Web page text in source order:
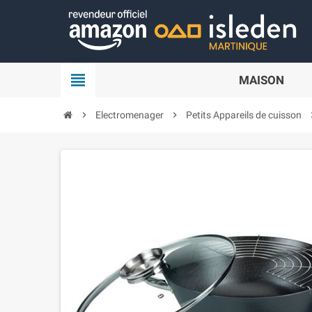
view_headline MAISON
chevron_right Electromenager chevron_right Petits Appareils de cuisson